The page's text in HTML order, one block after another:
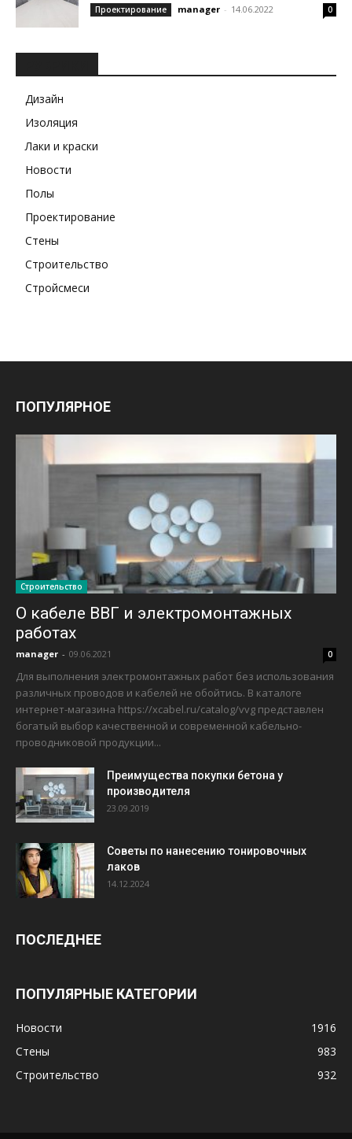
Проектирование manager - 14.06.2022 0
Дизайн
Изоляция
Лаки и краски
Новости
Полы
Проектирование
Стены
Строительство
Стройсмеси
ПОПУЛЯРНОЕ
Строительство
О кабеле ВВГ и электромонтажных
работах
manager - 09.06.2021 0
Для выполнения электромонтажных работ без использования
различных проводов и кабелей не обойтись. В каталоге
интернет-магазина https://xcabel.ru/catalog/vvg представлен
богатый выбор качественной и современной кабельно-
проводниковой продукции...
Преимущества покупки бетона у
производителя
23.09.2019
Советы по нанесению тонировочных
лаков
14.12.2024
ПОСЛЕДНЕЕ
ПОПУЛЯРНЫЕ КАТЕГОРИИ
Новости
1916
Стены
983
Строительство
932